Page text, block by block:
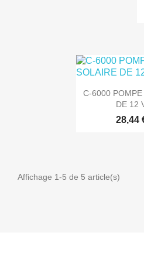
 Aperçu
C-6000 POMPE
DE 12
28,44
Affichage 1-5 de 5 article(s)